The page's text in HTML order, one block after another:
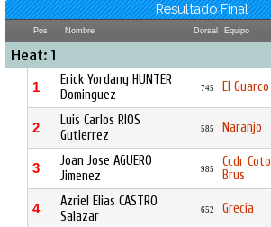
Resultado Final
Pos Nombre Dorsal Equipo
Heat: 1
1
Erick Yordany HUNTER
Dominguez
745 El Guarco
2
Luis Carlos RIOS
Gutierrez
585 Naranjo
3
Joan Jose AGUERO
Jimenez
985
Ccdr Coto
Brus
4
Azriel Elias CASTRO
Salazar
652 Grecia